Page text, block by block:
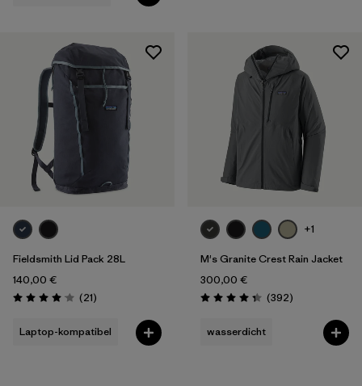
Fieldsmith Lid Pack 28L
140,00 €
Bewertung: 4.0 / 5
(21Rezensionen
)
Laptop-kompatibel
+1
M's Granite Crest Rain Jacket
300,00 €
Bewertung: 4.4 / 5
(392Rezensionen
)
wasserdicht